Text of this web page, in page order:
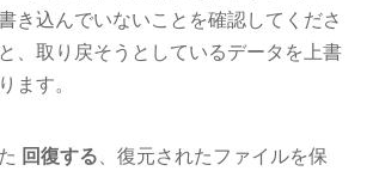
き込んでいないことを確認してくださ
、取り戻そうとしているデータを上書
ます。
回復する 、復元されたファイルを保